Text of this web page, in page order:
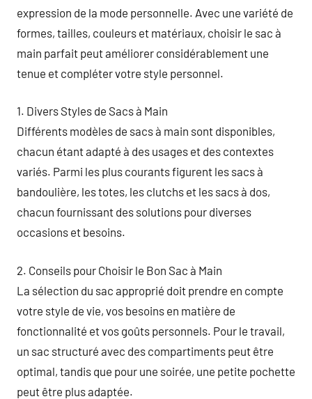
expression de la mode personnelle. Avec une variété de
formes, tailles, couleurs et matériaux, choisir le sac à
main parfait peut améliorer considérablement une
tenue et compléter votre style personnel.
1. Divers Styles de Sacs à Main
Différents modèles de sacs à main sont disponibles,
chacun étant adapté à des usages et des contextes
variés. Parmi les plus courants figurent les sacs à
bandoulière, les totes, les clutchs et les sacs à dos,
chacun fournissant des solutions pour diverses
occasions et besoins.
2. Conseils pour Choisir le Bon Sac à Main
La sélection du sac approprié doit prendre en compte
votre style de vie, vos besoins en matière de
fonctionnalité et vos goûts personnels. Pour le travail,
un sac structuré avec des compartiments peut être
optimal, tandis que pour une soirée, une petite pochette
peut être plus adaptée.